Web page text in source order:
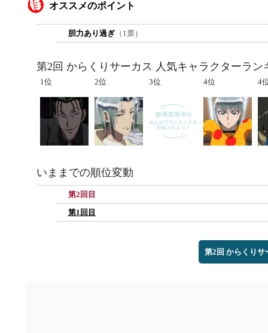
オススメのポイント
胆力あり過ぎ （1票）
第2回 からくりサーカス 人気キャラクターラン
1位 2位 3位 4位 4
いままでの順位変動
第2回目
第1回目
第2回 からくりサ